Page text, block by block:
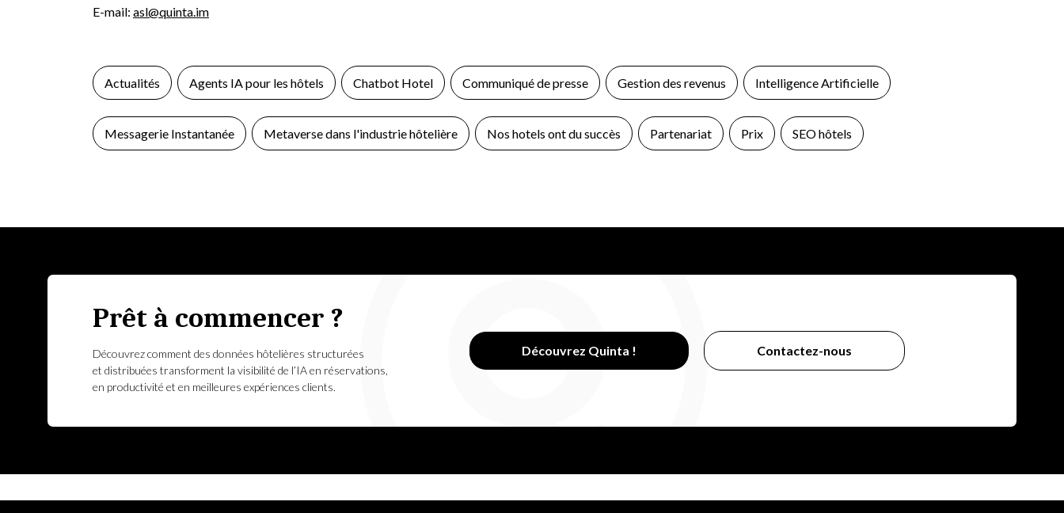
E-mail: asl@quinta.im
Actualités Agents IA pour les hôtels Chatbot Hotel Communiqué de presse Gestion des revenus Intelligence Artificielle
Messagerie Instantanée Metaverse dans l'industrie hôtelière Nos hotels ont du succès Partenariat Prix SEO hôtels
Prêt à commencer ?
Découvrez comment des données hôtelières structurées
et distribuées transforment la visibilité de l’IA en réservations,
en productivité et en meilleures expériences clients.
Découvrez Quinta ! Contactez-nous